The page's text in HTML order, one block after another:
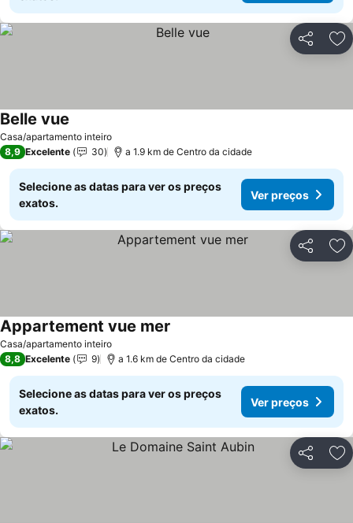
Partilhar
Casa/apartamento inteiro
Belle vue
8,9 Excelente 30 a 1.9 km de Centro da cidade
Selecione as datas para ver os preços
exatos.
Ver preços
Partilhar
Casa/apartamento inteiro
Appartement vue mer
8,8 Excelente 9 a 1.6 km de Centro da cidade
Selecione as datas para ver os preços
exatos.
Ver preços
Partilhar